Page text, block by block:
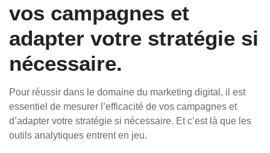
vos campagnes et
adapter votre stratégie si
nécessaire.
Pour réussir dans le domaine du marketing digital, il est
essentiel de mesurer l’efficacité de vos campagnes et
d’adapter votre stratégie si nécessaire. Et c’est là que les
outils analytiques entrent en jeu.